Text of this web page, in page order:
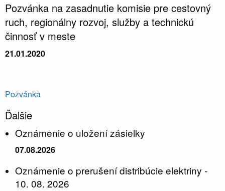
Pozvánka na zasadnutie komisie pre cestovný
ruch, regionálny rozvoj, služby a technickú
činnosť v meste
21.01.2020
Pozvánka
Ďalšie
Oznámenie o uložení zásielky
07.08.2026
Oznámenie o prerušení distribúcie elektriny -
10. 08. 2026